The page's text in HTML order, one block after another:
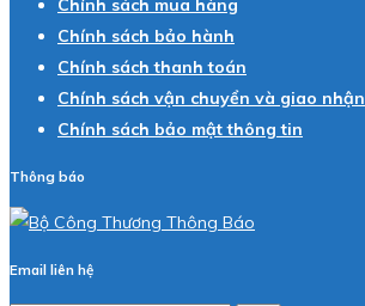
Chính sách mua hàng
Chính sách bảo hành
Chính sách thanh toán
Chính sách vận chuyển và giao nhận
Chính sách bảo mật thông tin
Thông báo
Email liên hệ